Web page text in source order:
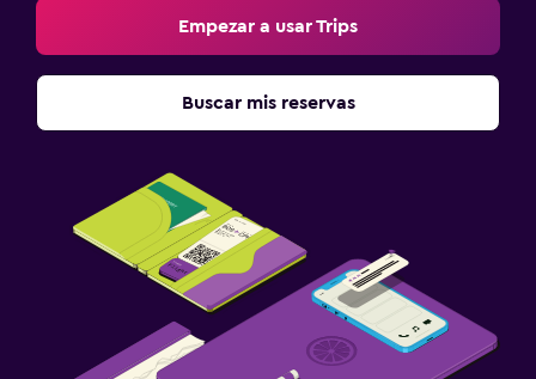
Empezar a usar Trips
Buscar mis reservas